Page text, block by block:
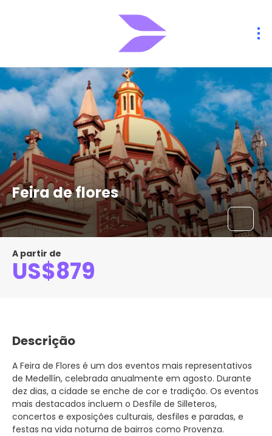
Feira de flores
A partir de
US$879
Descrição
A Feira de Flores é um dos eventos mais representativos
de Medellín, celebrada anualmente em agosto. Durante
dez dias, a cidade se enche de cor e tradição. Os eventos
mais destacados incluem o Desfile de Silleteros,
concertos e exposições culturais, desfiles e paradas, e
festas na vida noturna de bairros como Provenza.